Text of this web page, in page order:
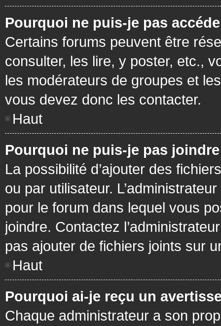
Pourquoi ne puis-je pas
Certains forums peuvent être
consulter, les lire, y poster, etc.,
les modérateurs de groupes et
vous devez donc les contacter.
Haut
Pourquoi ne puis-je pas
La possibilité d’ajouter des
ou par utilisateur.
pour le forum dans lequel vous
joindre. Contactez
pas ajouter de fichiers joints sur
Haut
Pourquoi ai-je reçu un
Chaque administrateur a son